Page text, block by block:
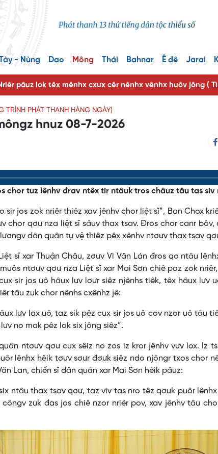
- Nùng Dao Mông Thái Bahnar Ê đê Jarai
pâuz lok têx mênhx cxưx cêr nênhx vênhx huôv jông (
TRÌNH PHÁT THANH HÀNG NGÀY)
hnuz 08-7-2026
chor tuz lênhv đrav ntêx tir ntâuk tros châuz tâu tas siv
jos zok nriêr thiêz xav jênhv chor liệt sĩ”, Ban Chox
chor qơư nza liệt sĩ sâuv thax tsav. Đros chor canr bôv,
dân quân tự vệ thiêz pêx xênhv ntơưv thax tsav
sĩ xar Thuận Châu, zơưv Vì Văn Lán đros qo ntâu
ntơưv qơư nza Liệt sĩ xar Mai Sơn chiê paz zok
sir jos uô hâux lưv lơưr siêz njênhs tiêk, têx hâux lưv
tâu zuk chor nênhs cxênhz jê:
lưv lax uô, taz sik pêz cux sir jos uô cov nzor uô tâu
no mak pêz lok six jông siêz”.
ntơưv qơư cux sêiz no zos iz kror jênhv vưv lox. Iz
lênhx hêik tơưv sơưr đơưk siêz ndo njôngr txos chor
Lan, chiến sĩ dân quân xar Mai Sơn hêik pâuz:
ntâu thax tsav qơư, taz viv tas nro têz qơưk puôr
zuk đas jos chiê nzor nriêr pov, xav jênhv tâu